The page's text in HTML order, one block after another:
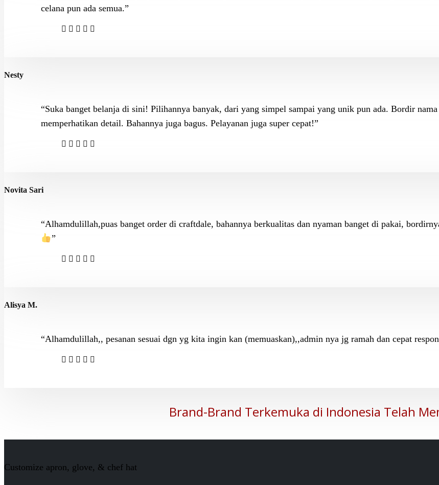
celana pun ada semua.”
Nesty
“Suka banget belanja di sini! Pilihannya banyak, dari yang simpel sampai yang unik pun ada. Bordir
memperhatikan detail. Bahannya juga bagus. Pelayanan juga super cepat!”
Novita Sari
“Alhamdulillah,puas banget order di craftdale, bahannya berkualitas dan nyaman banget di pakai,
”
Alisya M.
“Alhamdulillah,, pesanan sesuai dgn yg kita ingin kan (memuaskan),,admin nya jg ramah dan cepat
Brand-Brand Terkemuka di Indonesia Telah
Customize apron, glove, & chef hat